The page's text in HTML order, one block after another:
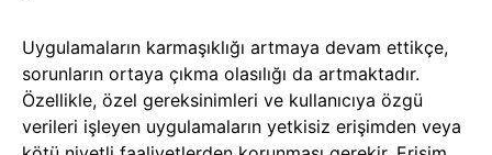
Uygulamaların karmaşıklığı artmaya devam ettikçe,
sorunların ortaya çıkma olasılığı da artmaktadır.
Özellikle, özel gereksinimleri ve kullanıcıya özgü
verileri işleyen uygulamaların yetkisiz erişimden veya